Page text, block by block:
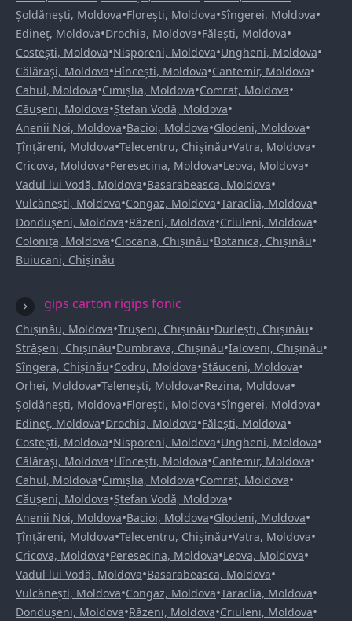
Șoldănești, Moldova•Florești, Moldova•Sîngerei, Moldova•
Edineț, Moldova•Drochia, Moldova•Fălești, Moldova•
Costești, Moldova•Nisporeni, Moldova•Ungheni, Moldova•
Călărași, Moldova•Hîncești, Moldova•Cantemir, Moldova•
Cahul, Moldova•Cimișlia, Moldova•Comrat, Moldova•
Căușeni, Moldova•Ștefan Vodă, Moldova•
Anenii Noi, Moldova•Bacioi, Moldova•Glodeni, Moldova•
Țînțăreni, Moldova•Telecentru, Chișinău•Vatra, Moldova•
Cricova, Moldova•Peresecina, Moldova•Leova, Moldova•
Vadul lui Vodă, Moldova•Basarabeasca, Moldova•
Vulcănești, Moldova•Congaz, Moldova•Taraclia, Moldova•
Dondușeni, Moldova•Răzeni, Moldova•Criuleni, Moldova•
Colonița, Moldova•Ciocana, Chișinău•Botanica, Chișinău•
Buiucani, Chișinău
gips carton rigips fonic
Chișinău, Moldova•Trușeni, Chișinău•Durlești, Chișinău•
Strășeni, Chișinău•Dumbrava, Chișinău•Ialoveni, Chișinău•
Sîngera, Chișinău•Codru, Moldova•Stăuceni, Moldova•
Orhei, Moldova•Telenești, Moldova•Rezina, Moldova•
Șoldănești, Moldova•Florești, Moldova•Sîngerei, Moldova•
Edineț, Moldova•Drochia, Moldova•Fălești, Moldova•
Costești, Moldova•Nisporeni, Moldova•Ungheni, Moldova•
Călărași, Moldova•Hîncești, Moldova•Cantemir, Moldova•
Cahul, Moldova•Cimișlia, Moldova•Comrat, Moldova•
Căușeni, Moldova•Ștefan Vodă, Moldova•
Anenii Noi, Moldova•Bacioi, Moldova•Glodeni, Moldova•
Țînțăreni, Moldova•Telecentru, Chișinău•Vatra, Moldova•
Cricova, Moldova•Peresecina, Moldova•Leova, Moldova•
Vadul lui Vodă, Moldova•Basarabeasca, Moldova•
Vulcănești, Moldova•Congaz, Moldova•Taraclia, Moldova•
Dondușeni, Moldova•Răzeni, Moldova•Criuleni, Moldova•